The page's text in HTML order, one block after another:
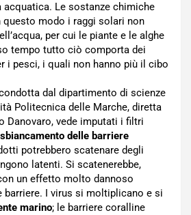
acquatica. Le sostanze chimiche
questo modo i raggi solari non
per cui le piante e le alghe
tempo tutto ciò comporta dei
i pesci, i quali non hanno più il cibo
dal dipartimento di scienze
Politecnica delle Marche, diretta
Danovaro, vede imputati i filtri
sbiancamento delle barriere
potrebbero scatenare degli
latenti. Si scatenerebbe,
un effetto molto dannoso
barriere. I virus si moltiplicano e si
marino; le barriere coralline